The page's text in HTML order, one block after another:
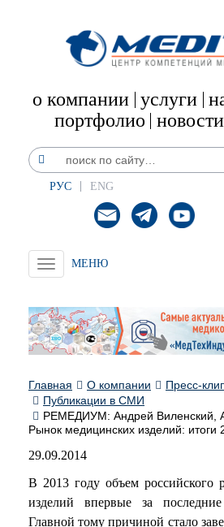
о компании услуги
портфолио новости
РУС ENG
Toggle
navigation
Главная О компании
Пресс-
Публикации в СМИ
РЕМЕДИУМ: Андрей Виленский,
Рынок медицинских изделий: итоги
29.09.2014
В 2013 году объем российского
изделий впервые за
Главной тому причиной стало